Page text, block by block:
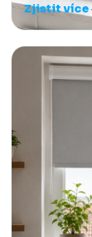
Zjistit více